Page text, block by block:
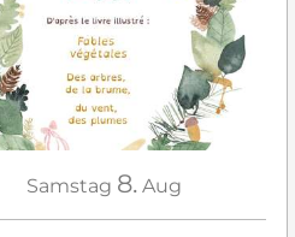
Samstag 8. Aug